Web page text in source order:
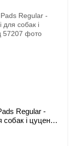
Regular -
і цуценят